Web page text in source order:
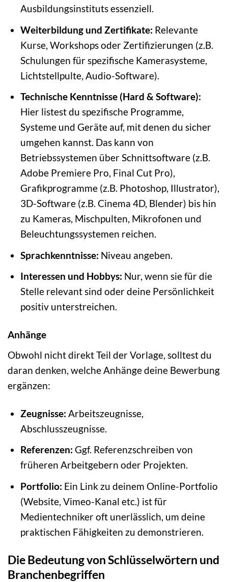
Ausbildungsinstituts essenziell.
Weiterbildung und Zertifikate: Relevante
Kurse, Workshops oder Zertifizierungen (z.B.
Schulungen für spezifische Kamerasysteme,
Lichtstellpulte, Audio-Software).
Technische Kenntnisse (Hard & Software):
Hier listest du spezifische Programme,
Systeme und Geräte auf, mit denen du sicher
umgehen kannst. Das kann von
Betriebssystemen über Schnittsoftware (z.B.
Adobe Premiere Pro, Final Cut Pro),
Grafikprogramme (z.B. Photoshop, Illustrator),
3D-Software (z.B. Cinema 4D, Blender) bis hin
zu Kameras, Mischpulten, Mikrofonen und
Beleuchtungssystemen reichen.
Sprachkenntnisse: Niveau angeben.
Interessen und Hobbys: Nur, wenn sie für die
Stelle relevant sind oder deine Persönlichkeit
positiv unterstreichen.
Anhänge
Obwohl nicht direkt Teil der Vorlage, solltest du
daran denken, welche Anhänge deine Bewerbung
ergänzen:
Zeugnisse: Arbeitszeugnisse,
Abschlusszeugnisse.
Referenzen: Ggf. Referenzschreiben von
früheren Arbeitgebern oder Projekten.
Portfolio: Ein Link zu deinem Online-Portfolio
(Website, Vimeo-Kanal etc.) ist für
Medientechniker oft unerlässlich, um deine
praktischen Fähigkeiten zu demonstrieren.
Die Bedeutung von Schlüsselwörtern und
Branchenbegriffen